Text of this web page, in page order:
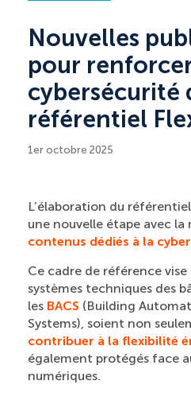
Nouvelles
pour
cybersécurité
référentiel
1er octobre 2025
L’élaboration du référentiel
une nouvelle étape avec la
contenus dédiés à la
Ce cadre de référence
systèmes techniques des
les BACS (Building
Systems), soient non
contribuer à la flexibilité
également protégés face
numériques.